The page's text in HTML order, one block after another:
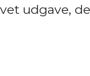
udgave,